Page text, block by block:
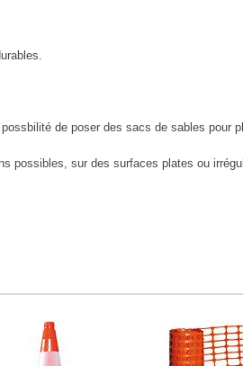
de poser des sacs de sables pour
possibles, sur des surfaces plates ou